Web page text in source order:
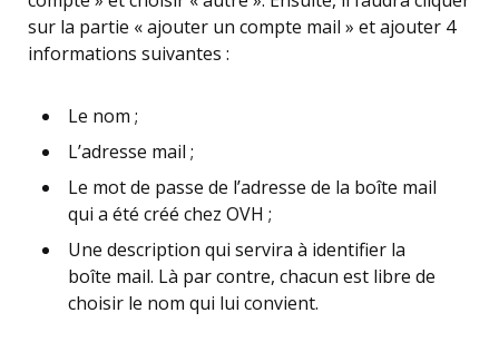
sur la partie « ajouter un compte mail » et ajouter 4
informations suivantes :
Le nom ;
L’adresse mail ;
Le mot de passe de l’adresse de la boîte mail
qui a été créé chez OVH ;
Une description qui servira à identifier la
boîte mail. Là par contre, chacun est libre de
choisir le nom qui lui convient.